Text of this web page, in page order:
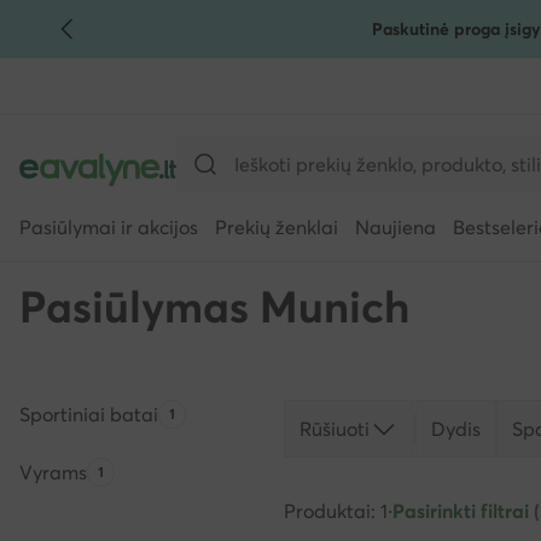
PEREITI PRIE PAGRINDINIO TURINIOPaskutinė proga
Pasiūlymai ir akcijos Prekių ženklai Naujiena
Pasiūlymas Munich
Sportiniai batai Produktų skaičius:
1
Vyrams Produktų skaičius:
1
Rūšiuoti Dydis
Produktai: 1·Pasirinkti filtrai